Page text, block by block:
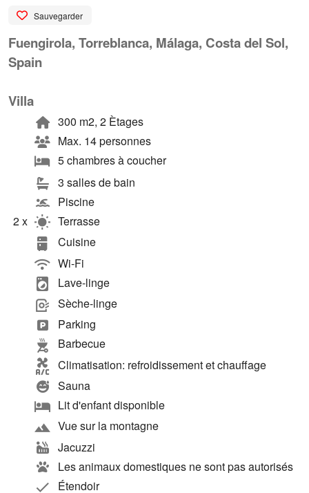
Sauvegarder
Fuengirola, Torreblanca, Málaga, Costa del Sol,
Spain
Villa
300 m2, 2 Ètages
Max. 14 personnes
5 chambres à coucher
3 salles de bain
Piscine
2 x
Terrasse
Cuisine
Wi-Fi
Lave-linge
Sèche-linge
Parking
Barbecue
Climatisation: refroidissement et chauffage
Sauna
Lit d'enfant disponible
Vue sur la montagne
Jacuzzi
Les animaux domestiques ne sont pas autorisés
Étendoir